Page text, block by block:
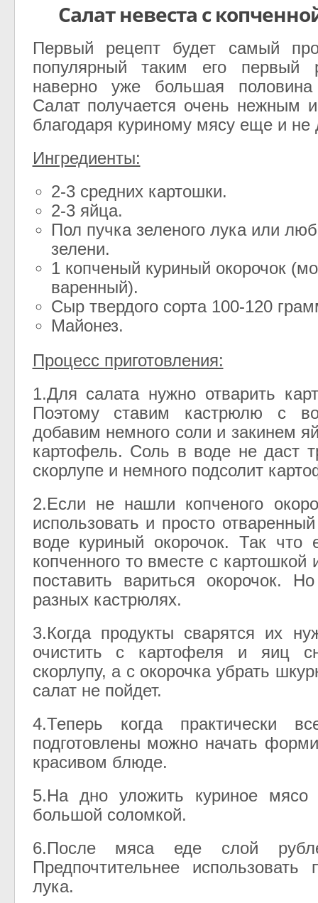
Салат невеста с
Первый рецепт будет самый
популярный таким его первый
наверно уже большая половина
Салат получается очень нежным
благодаря куриному мясу еще и не
Ингредиенты:
2-3 средних картошки.
2-3 яйца.
Пол пучка зеленого лука или
зелени.
1 копченый куриный окорочок
варенный).
Сыр твердого сорта 100-120
Майонез.
Процесс приготовления:
1.Для салата нужно отварить
Поэтому ставим кастрюлю с
добавим немного соли и закинем
картофель. Соль в воде не даст
скорлупе и немного подсолит
2.Если не нашли копченого
использовать и просто
воде куриный окорочок. Так что
копченного то вместе с
поставить вариться окорочок.
разных кастрюлях.
3.Когда продукты сварятся их
очистить с картофеля и яиц
скорлупу, а с окорочка убрать
салат не пойдет.
4.Теперь когда практически
подготовлены можно начать
красивом блюде.
5.На дно уложить куриное мясо
большой соломкой.
6.После мяса еде слой
Предпочтительнее использовать
лука.